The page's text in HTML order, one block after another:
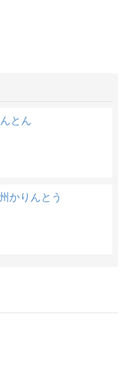
とん
かりんとう